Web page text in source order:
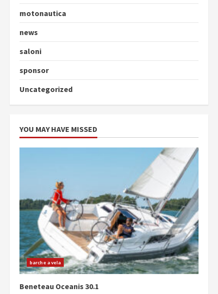
motonautica
news
saloni
sponsor
Uncategorized
YOU MAY HAVE MISSED
barche a vela
Beneteau Oceanis 30.1